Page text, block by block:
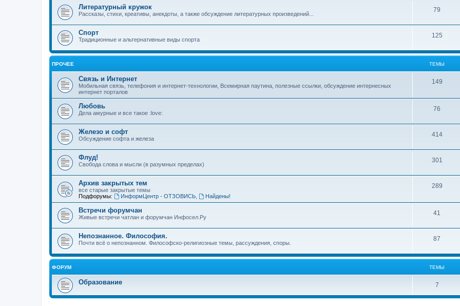
Литературный кружок
Рассказы, стихи, креативы, анекдоты, а также обсуждение литературных произведений...
79
Спорт
Традиционные и альтернативные виды спорта
125
ПРОЧЕЕ ТЕМЫ
Связь и Интернет
Мобильная связь, телефония и интернет-технологии, Всемирная паутина, полезные ссылки, обсуждение интернесных
интернет порталов
149
Любовь
Дела амурные и все такое :love:
76
Железо и софт
Обсуждение софта и железа
414
Флуд!
Свобода слова и мысли (в разумных пределах)
301
Архив закрытых тем
все старые закрытые темы
Подфорумы:
ИнформЦентр - ОТЗОВИСЬ, Найдены!
289
Встречи форумчан
Живые встречи чатлан и форумчан Инфосел.Ру
41
Непознанное. Философия.
Почти всё о непознанном. Философско-религиозные темы, рассуждения, споры.
87
ФОРУМ ТЕМЫ
Образование 7